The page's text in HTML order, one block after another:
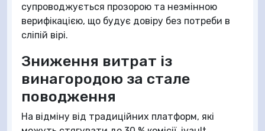
супроводжується прозорою та незмінною
верифікацією, що будує довіру без потреби в
сліпій вірі.
Зниження витрат із
винагородою за стале
поводження
На відміну від традиційних платформ, які